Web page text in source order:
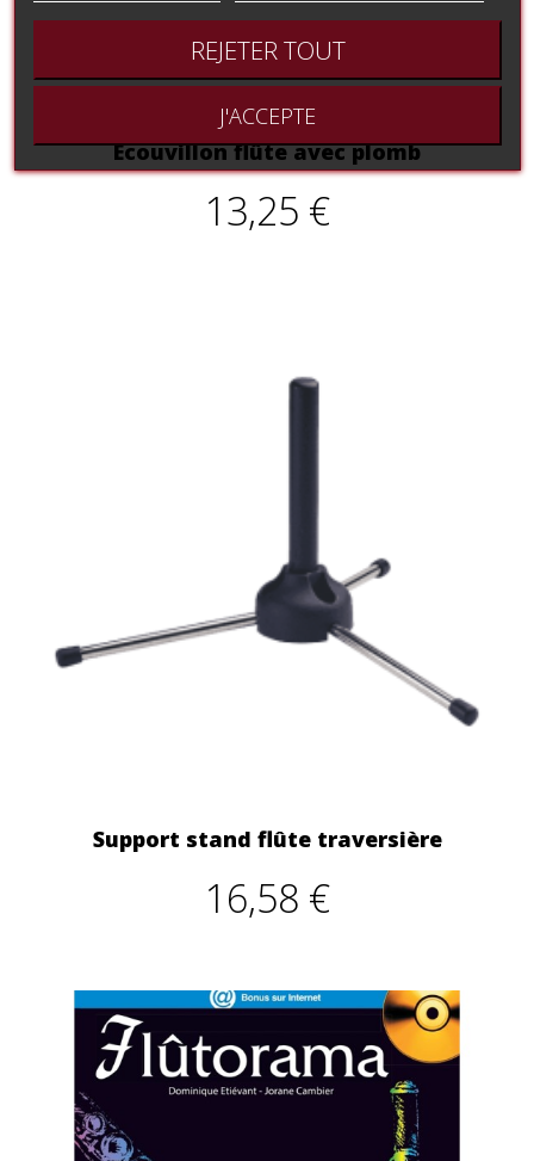
Ecouvillon flûte avec plomb
13,25 €
Support stand flûte traversière
16,58 €
REJETER TOUT
J'ACCEPTE